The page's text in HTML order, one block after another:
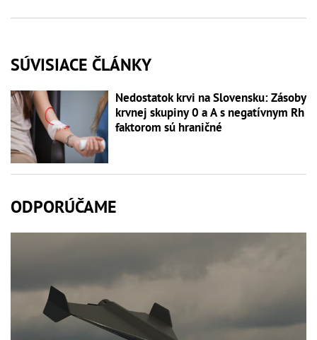
SÚVISIACE ČLÁNKY
Nedostatok krvi na Slovensku: Zásoby
krvnej skupiny 0 a A s negatívnym Rh
faktorom sú hraničné
ODPORÚČAME